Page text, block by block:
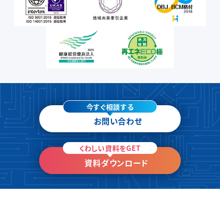
今すぐ相談する
お問い合わせ
くわしい資料をGET
資料ダウンロード